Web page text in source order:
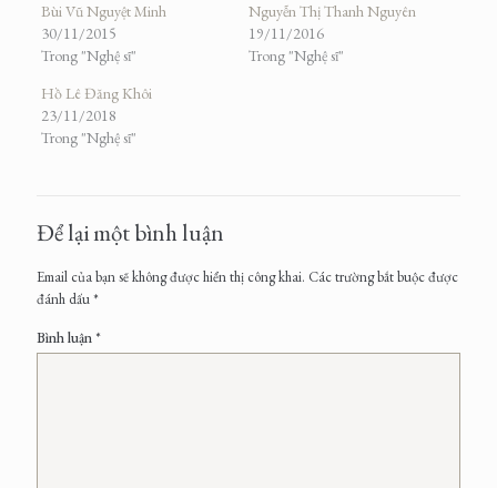
Bùi Vũ Nguyệt Minh
30/11/2015
Trong "Nghệ sĩ"
Nguyễn Thị Thanh Nguyên
19/11/2016
Trong "Nghệ sĩ"
Hồ Lê Đăng Khôi
23/11/2018
Trong "Nghệ sĩ"
Để lại một bình luận
Email của bạn sẽ không được hiển thị công khai. Các trường bắt buộc được
đánh dấu*
Bình luận *